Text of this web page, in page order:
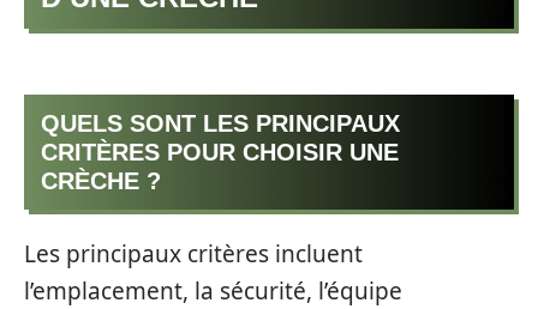
QUELS SONT LES PRINCIPAUX
CRITÈRES POUR CHOISIR UNE
CRÈCHE ?
Les principaux critères incluent
l’emplacement, la sécurité, l’équipe